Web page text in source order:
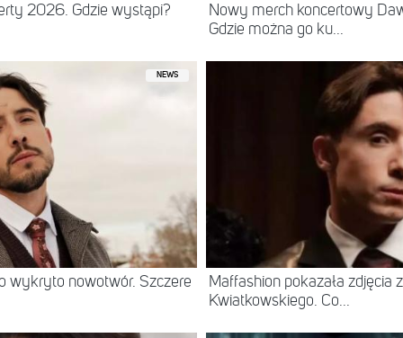
2026. Gdzie wystąpi?
Nowy merch koncertowy
Gdzie można go ku...
NEWS
wykryto nowotwór. Szczere
Maffashion pokazała zdjęcia
Kwiatkowskiego. Co...